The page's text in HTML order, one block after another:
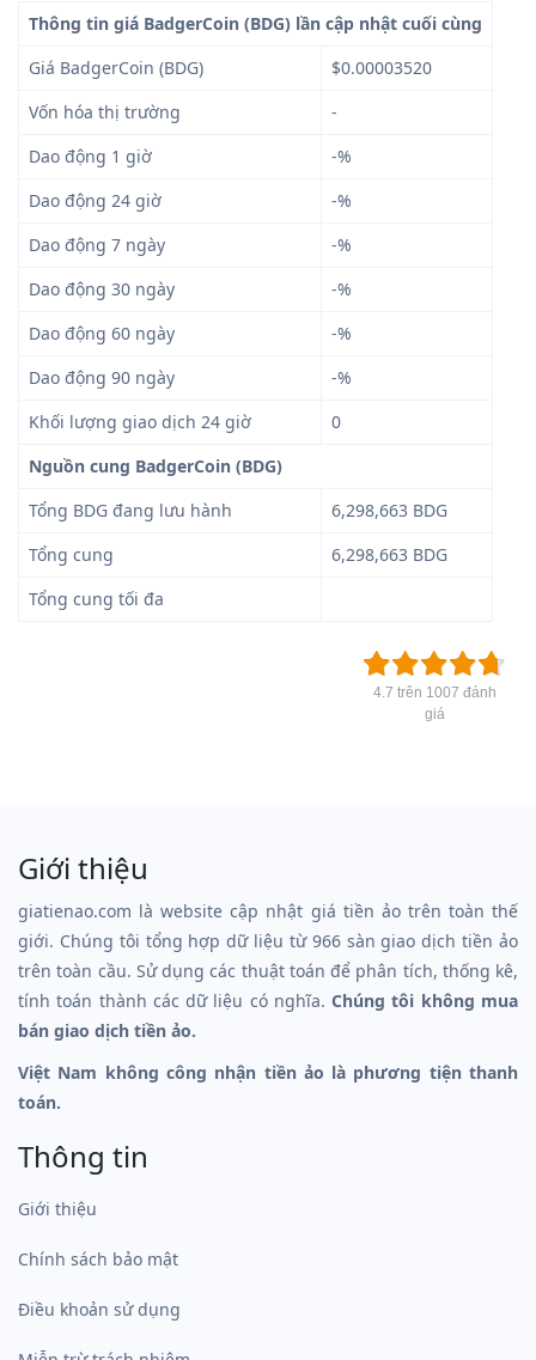
Thông tin giá BadgerCoin (BDG) lần cập nhật cuối cùng
Giá BadgerCoin (BDG)
$0.00003520
Vốn hóa thị trường
-
Dao động 1 giờ
-%
Dao động 24 giờ
-%
Dao động 7 ngày
-%
Dao động 30 ngày
-%
Dao động 60 ngày
-%
Dao động 90 ngày
-%
Khối lượng giao dịch 24 giờ
0
Nguồn cung BadgerCoin (BDG)
Tổng BDG đang lưu hành
6,298,663 BDG
Tổng cung
6,298,663 BDG
Tổng cung tối đa
4.7 trên 1007 đánh
giá
Giới thiệu
giatienao.com là website cập nhật giá tiền ảo trên toàn thế
giới. Chúng tôi tổng hợp dữ liệu từ 966 sàn giao dịch tiền ảo
trên toàn cầu. Sử dụng các thuật toán để phân tích, thống kê,
tính toán thành các dữ liệu có nghĩa.Chúng tôi không mua
bán giao dịch tiền ảo.
Việt Nam không công nhận tiền ảo là phương tiện thanh
toán.
Thông tin
Giới thiệu
Chính sách bảo mật
Điều khoản sử dụng